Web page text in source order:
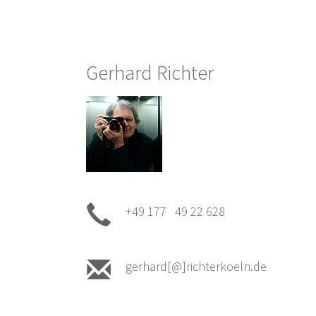
Gerhard Richter
+49 177 49 22 628
gerhard[@]richterkoeln.de